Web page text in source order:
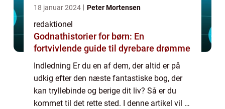
18 januar 2024 Peter Mortensen
redaktionel
Godnathistorier for børn: En
fortvivlende guide til dyrebare drømme
Indledning Er du en af dem, der altid er på
udkig efter den næste fantastiske bog, der
kan tryllebinde og berige dit liv? Så er du
kommet til det rette sted. I denne artikel vil vi